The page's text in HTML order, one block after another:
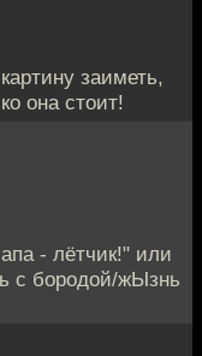
заиметь,
она стоит!
- лётчик!" или
с бородой/жЫзнь